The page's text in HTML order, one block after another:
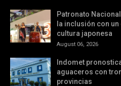
Patronato
la inclusión con
cultura japonesa
August 06, 2026
Indomet
aguaceros con
provincias